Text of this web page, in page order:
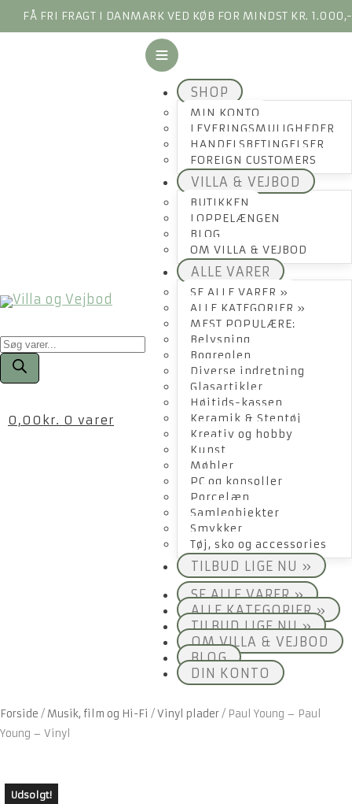
FÅ FRI FRAGT I DANMARK VED KØB FOR MINDST KR. 1.000,-
Products
search
0,00 kr. 0 varer
SHOP
MIN KONTO
LEVERINGSMULIGHEDER
HANDELSBETINGELSER
FOREIGN CUSTOMERS
VILLA & VEJBOD
BUTIKKEN
LOPPELÆNGEN
BLOG
OM VILLA & VEJBOD
ALLE VARER
SE ALLE VARER »
ALLE KATEGORIER »
MEST POPULÆRE:
Belysning
Bogreolen
Diverse indretning
Glasartikler
Højtids-kassen
Keramik & Stentøj
Kreativ og hobby
Kunst
Møbler
PC og konsoller
Porcelæn
Samleobjekter
Smykker
Tøj, sko og accessories
TILBUD LIGE NU »
SE ALLE VARER »
ALLE KATEGORIER »
TILBUD LIGE NU »
OM VILLA & VEJBOD
BLOG
DIN KONTO
Forside / Musik, film og Hi-Fi /Vinyl plader/ Paul Young – Paul
Young – Vinyl
Udsolgt!